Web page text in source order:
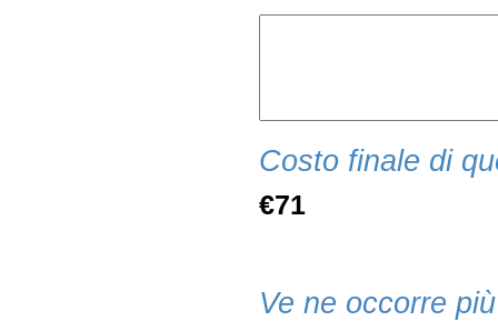
Costo finale di
€71
Ve ne occorre